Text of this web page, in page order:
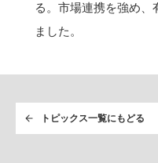
る。市場連携を強め、
ました。
トピックス一覧にもどる